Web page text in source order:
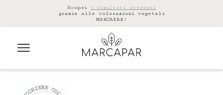
Scopri i risultati ottenuti
grazie alle colorazioni vegetali
MARCAPAR!